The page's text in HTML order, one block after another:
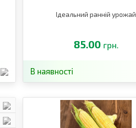
Ідеальний ранній урожай
85.00 грн.
В наявності